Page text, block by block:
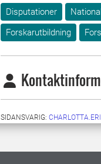
Disputationer
Forskarutbildning
SIDANSVARIG: